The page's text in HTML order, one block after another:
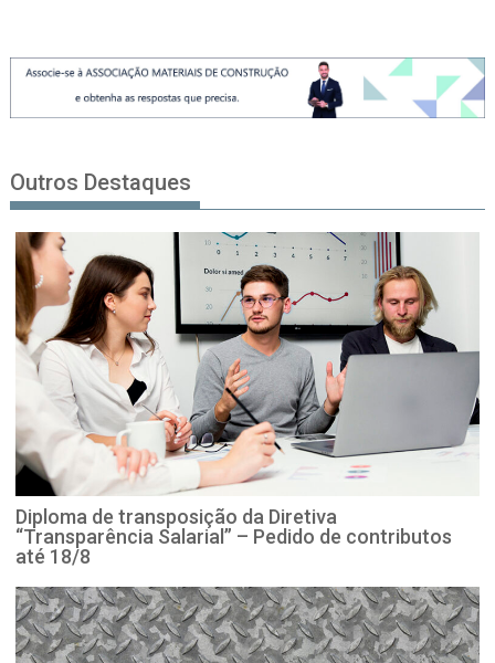
Outros Destaques
Diploma de transposição da Diretiva
“Transparência Salarial” – Pedido de contributos
até 18/8